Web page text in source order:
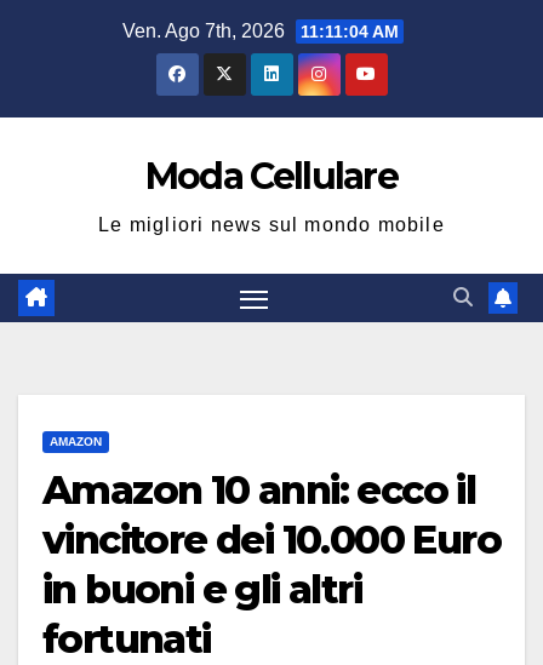
Ven. Ago 7th, 2026 11:11:04 AM
Moda Cellulare
Le migliori news sul mondo mobile
AMAZON
Amazon 10 anni: ecco il
vincitore dei 10.000 Euro
in buoni e gli altri
fortunati